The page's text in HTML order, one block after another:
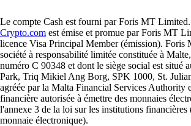
Le compte Cash est fourni par Foris MT
Crypto.com est émise et promue par Foris MT
licence Visa Principal Member (émission). Foris
société à responsabilité limitée constituée à
numéro C 90348 et dont le siège social est situé
Park, Triq Mikiel Ang Borg, SPK 1000, St.
agréée par la Malta Financial Services Authority
financière autorisée à émettre des monnaies
l'annexe 3 de la loi sur les institutions financières
monnaie électronique).